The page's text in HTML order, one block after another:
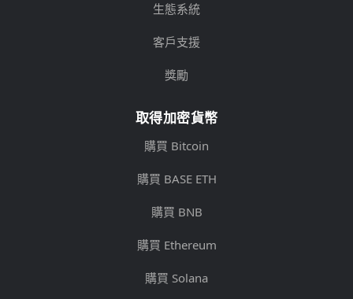
生態系統
客戶支援
獎勵
取得加密貨幣
購買 Bitcoin
購買 BASE ETH
購買 BNB
購買 Ethereum
購買 Solana